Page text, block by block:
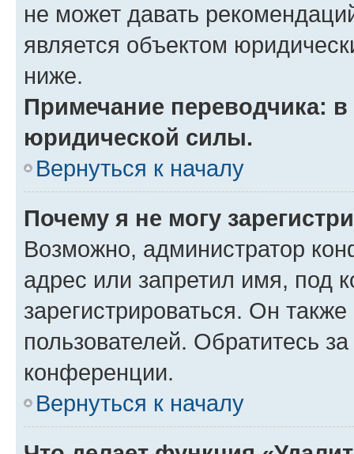
не может давать
является объектом
ниже.
Примечание переводчика:
юридической силы.
Вернуться к началу
Почему я не могу
Возможно, администратор
адрес или запретил имя, под
зарегистрироваться. Он
пользователей. Обратитесь
конференции.
Вернуться к началу